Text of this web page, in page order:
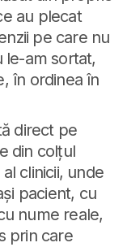
au plecat
pe care nu
le-am sortat,
în ordinea în
direct pe
din colțul
clinicii, unde
pacient, cu
nume reale,
prin care